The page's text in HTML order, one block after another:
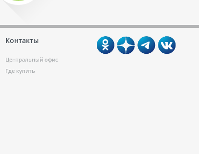
Контакты
Центральный офис
Где купить